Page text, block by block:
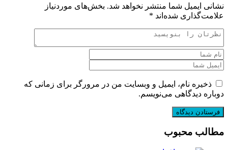
نشانی ایمیل شما منتشر نخواهد شد. بخش‌های موردنیاز
علامت‌گذاری شده‌اند *
ذخیره نام، ایمیل و وبسایت من در مرورگر برای زمانی که
دوباره دیدگاهی می‌نویسم.
مطالب محبوب